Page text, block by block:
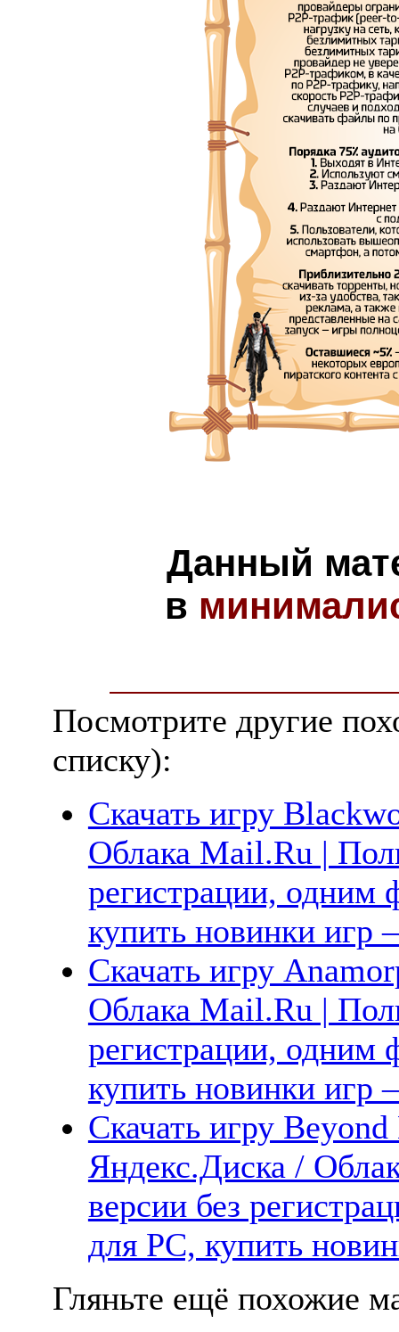
Данный
в
Посмотрите другие
списку):
Скачать игру
Облака Mail.Ru |
регистрации, одним
купить новинки
Скачать игру
Облака Mail.Ru |
регистрации, одним
купить новинки
Скачать игру
Яндекс.Диска /
версии без
для PC, купить
Гляньте ещё похожие